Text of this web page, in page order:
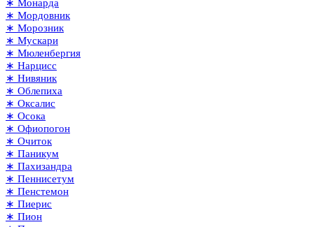
∗ Монарда
∗ Мордовник
∗ Морозник
∗ Мускари
∗ Мюленбергия
∗ Нарцисс
∗ Нивяник
∗ Облепиха
∗ Оксалис
∗ Осока
∗ Офиопогон
∗ Очиток
∗ Паникум
∗ Пахизандра
∗ Пеннисетум
∗ Пенстемон
∗ Пиерис
∗ Пион